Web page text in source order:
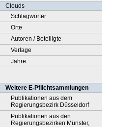
Clouds
Schlagwörter
Orte
Autoren / Beteiligte
Verlage
Jahre
Weitere E-Pflichtsammlungen
Publikationen aus dem
Regierungsbezirk Düsseldorf
Publikationen aus den
Regierungsbezirken Münster,